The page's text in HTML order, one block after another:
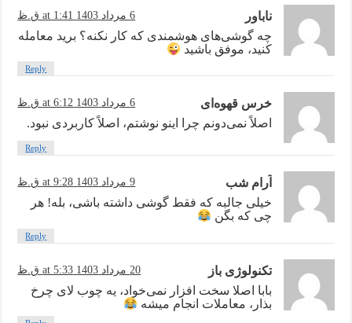
ناباور 6 مرداد 1403 at 1:41 ق.ظ
چه گوشی‌های هوشمندی که کار نکنه؟ برید معامله
کنید، موفق باشید
Reply
خرس قهوه‌ای 6 مرداد 1403 at 6:12 ق.ظ
اصلاً نمی‌دونم چرا اینو نوشتم، اصلاً کاربردی نبود.
Reply
آرام شب 9 مرداد 1403 at 9:28 ق.ظ
خیلی جالبه که فقط گوشی داشته باشی، بله! هر
چی که بگن
Reply
تکنولوژی باز 20 مرداد 1403 at 5:33 ق.ظ
بابا اصلا سخت افزار نمی‌خواد، یه چوب لای چرخ
بذار، معاملات انجام میشه